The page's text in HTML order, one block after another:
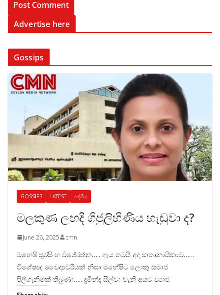
Advertise here
Gossips
GOSSIPS LATEST දේශීය
මලකුණ ලඟදි ගිජුලිහිණිය හැඬුවා ද?
June 26, 2025 cmn
මහේෂි සූරසිංහ විජේරත්න….. ඇය තමයි අද කතානායිකාව……
විශේෂඥ වෛද්‍යවරියක් නිසා මහේෂිට ලොකු සමාජ
පිලිගැනීමක් තිබුණා….. දුමින්ද සිල්වා වැනි අයට ව්‍යාජ